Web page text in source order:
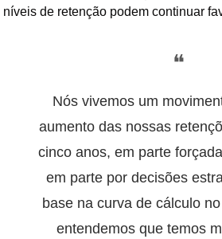
níveis de retenção podem continuar
❝
Nós vivemos um
aumento das nossas
cinco anos, em parte
em parte por decisões
base na curva de cálculo
entendemos que temos